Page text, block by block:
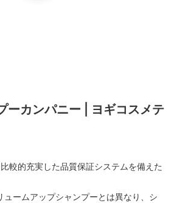
ーカンパニー | ヨギコスメテ
較的充実した品質保証システムを備えた
ュームアップシャンプーとは異なり、シ